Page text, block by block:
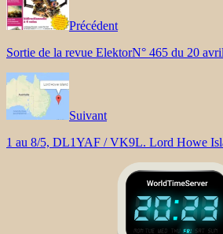
Précédent
Sortie de la revue ElektorN° 465 du 20
Suivant
1 au 8/5, DL1YAF / VK9L. Lord Howe